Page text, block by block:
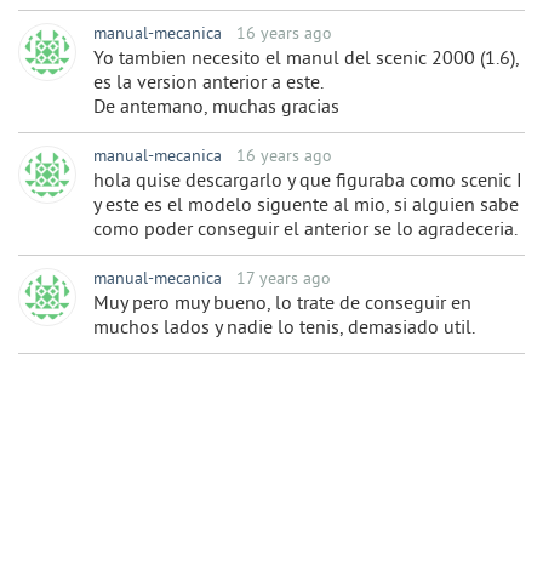
manual-mecanica 16 years ago
Yo tambien necesito el manul del scenic 2000 (1.6),
es la version anterior a este.
De antemano, muchas gracias
manual-mecanica 16 years ago
hola quise descargarlo y que figuraba como scenic I
y este es el modelo siguente al mio, si alguien sabe
como poder conseguir el anterior se lo agradeceria.
manual-mecanica 17 years ago
Muy pero muy bueno, lo trate de conseguir en
muchos lados y nadie lo tenis, demasiado util.